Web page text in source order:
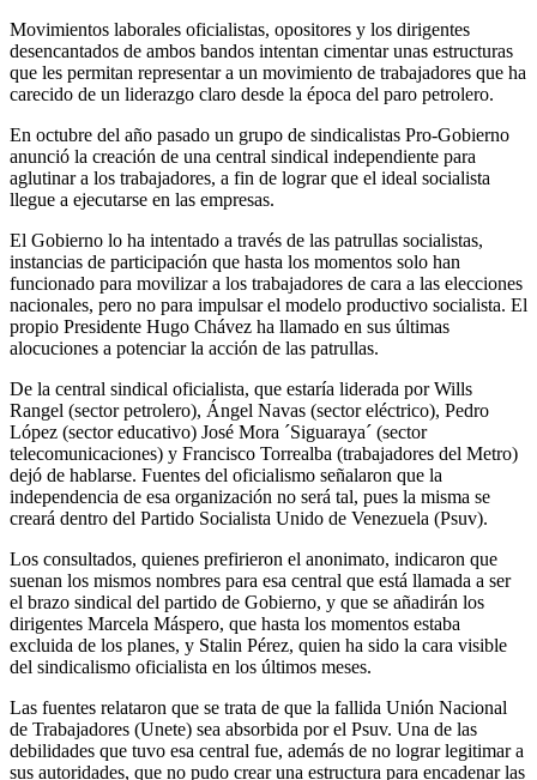
Movimientos laborales oficialistas, opositores y los dirigentes
desencantados de ambos bandos intentan cimentar unas estructuras
que les permitan representar a un movimiento de trabajadores que ha
carecido de un liderazgo claro desde la época del paro petrolero.
En octubre del año pasado un grupo de sindicalistas Pro-Gobierno
anunció la creación de una central sindical independiente para
aglutinar a los trabajadores, a fin de lograr que el ideal socialista
llegue a ejecutarse en las empresas.
El Gobierno lo ha intentado a través de las patrullas socialistas,
instancias de participación que hasta los momentos solo han
funcionado para movilizar a los trabajadores de cara a las elecciones
nacionales, pero no para impulsar el modelo productivo socialista. El
propio Presidente Hugo Chávez ha llamado en sus últimas
alocuciones a potenciar la acción de las patrullas.
De la central sindical oficialista, que estaría liderada por Wills
Rangel (sector petrolero), Ángel Navas (sector eléctrico), Pedro
López (sector educativo) José Mora ´Siguaraya´ (sector
telecomunicaciones) y Francisco Torrealba (trabajadores del Metro)
dejó de hablarse. Fuentes del oficialismo señalaron que la
independencia de esa organización no será tal, pues la misma se
creará dentro del Partido Socialista Unido de Venezuela (Psuv).
Los consultados, quienes prefirieron el anonimato, indicaron que
suenan los mismos nombres para esa central que está llamada a ser
el brazo sindical del partido de Gobierno, y que se añadirán los
dirigentes Marcela Máspero, que hasta los momentos estaba
excluida de los planes, y Stalin Pérez, quien ha sido la cara visible
del sindicalismo oficialista en los últimos meses.
Las fuentes relataron que se trata de que la fallida Unión Nacional
de Trabajadores (Unete) sea absorbida por el Psuv. Una de las
debilidades que tuvo esa central fue, además de no lograr legitimar a
sus autoridades, que no pudo crear una estructura para encadenar las